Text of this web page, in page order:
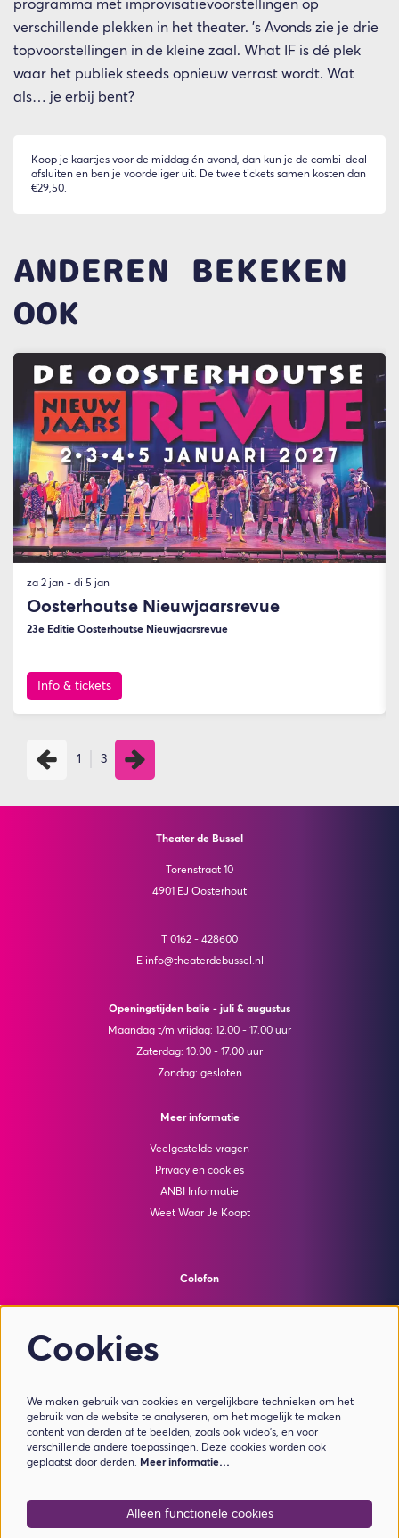
programma met improvisatievoorstellingen op
verschillende plekken in het theater. ’s Avonds zie je drie
topvoorstellingen in de kleine zaal. What IF is dé plek
waar het publiek steeds opnieuw verrast wordt. Wat
als… je erbij bent?
Koop je kaartjes voor de middag én avond, dan kun je de combi-deal
afsluiten en ben je voordeliger uit. De twee tickets samen kosten dan
€29,50.
ANDEREN BEKEKEN
OOK
Oosterhoutse Nieuwjaarsrevue
23e Editie Oosterhoutse Nieuwjaarsrevue
za 2 jan - di 5 jan
Info & tickets
1 3
Theater de Bussel
Torenstraat 10
4901 EJ Oosterhout
T 0162 - 428600
E info@theaterdebussel.nl
Openingstijden balie - juli & augustus
Maandag t/m vrijdag: 12.00 - 17.00 uur
Zaterdag: 10.00 - 17.00 uur
Zondag: gesloten
Meer informatie
Veelgestelde vragen
Privacy en cookies
ANBI Informatie
Weet Waar Je Koopt
Colofon
© Theater de Bussel
Meld je aan voor de nieuwsbrief
Cookies
We maken gebruik van cookies en vergelijkbare technieken om het
gebruik van de website te analyseren, om het mogelijk te maken
content van derden af te beelden, zoals ook video’s, en voor
verschillende andere toepassingen. Deze cookies worden ook
geplaatst door derden. Meer informatie…
Alleen functionele cookies